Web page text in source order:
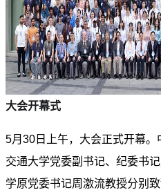
大会开幕式
5月30日上午，大会正式开幕
交通大学党委副书记、纪委书记
学原党委书记周激流教授分别致